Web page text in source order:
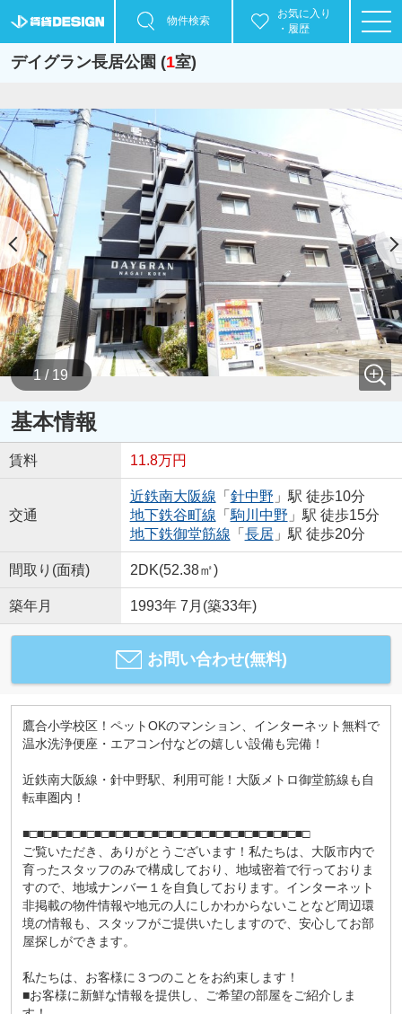
物件検索
お気に入り
・履歴
デイグラン長居公園 (1室)
1 / 19
基本情報
賃料 11.8万円
交通
近鉄南大阪線 「 針中野 」駅 徒歩10分
地下鉄谷町線 「 駒川中野 」駅 徒歩15分
地下鉄御堂筋線 「 長居」駅 徒歩20分
間取り(面積) 2DK(52.38㎡)
築年月 1993年 7月(築33年)
お問い合わせ(無料)
鷹合小学校区！ペットOKのマンション、インターネット無料で
温水洗浄便座・エアコン付などの嬉しい設備も完備！
近鉄南大阪線・針中野駅、利用可能！大阪メトロ御堂筋線も自
転車圏内！
■□■□■□■□■□■□■□■□■□■□■□■□■□■□■□■□■□■□■□■□
ご覧いただき、ありがとうございます！私たちは、大阪市内で
育ったスタッフのみで構成しており、地域密着で行っておりま
すので、地域ナンバー１を自負しております。インターネット
非掲載の物件情報や地元の人にしかわからないことなど周辺環
境の情報も、スタッフがご提供いたしますので、安心してお部
屋探しができます。
私たちは、お客様に３つのことをお約束します！
■お客様に新鮮な情報を提供し、ご希望の部屋をご紹介しま